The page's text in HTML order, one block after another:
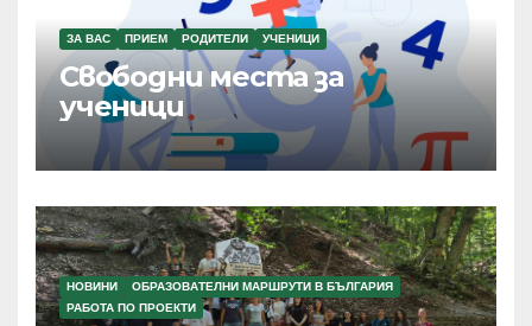
ЗА ВАС ПРИЕМ РОДИТЕЛИ УЧЕНИЦИ
Свободни места за
ученици
НОВИНИ
ОБРАЗОВАТЕЛНИ МАРШРУТИ В БЪЛГАРИЯ
РАБОТА ПО ПРОЕКТИ